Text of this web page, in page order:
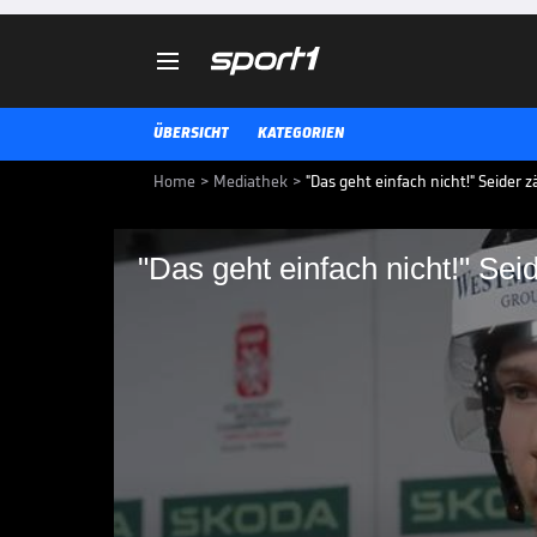

ÜBERSICHT KATEGORIEN
Home > Mediathek > "Das geht einfach nicht!" Seider
"Das geht einfach nicht!"
"Das geht einfach
Team an
Nach der 1:6-Klatsche gegen
von der Kopflosigkeit seiner
genervt.